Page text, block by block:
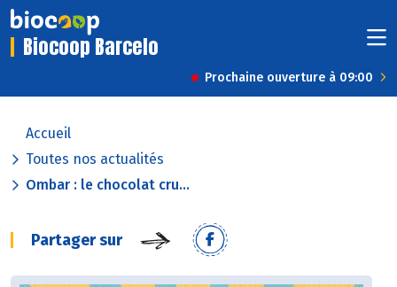
Biocoop Barcelo
Prochaine ouverture à 09:00
Accueil
Toutes nos actualités
Ombar : le chocolat cru...
Partager sur